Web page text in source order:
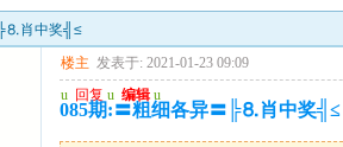
肖中奖╣≤
楼主 发表于: 2021-01-23 09:09
u 回复 u 编辑 u
085期:〓粗细各异〓╠⒏肖中奖╣≤